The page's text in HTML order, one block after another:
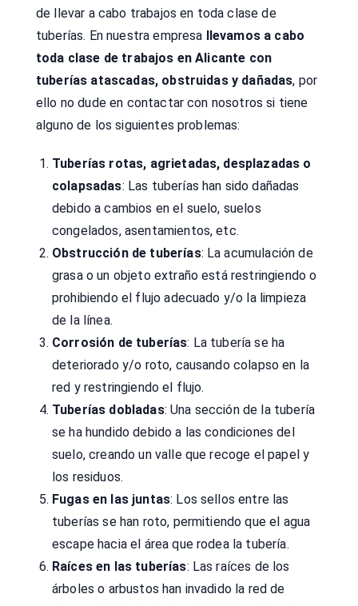
de llevar a cabo trabajos en toda clase de
tuberías. En nuestra empresa
llevamos a cabo
toda clase de trabajos en Alicante con
tuberías atascadas, obstruidas y dañadas, por
ello no dude en contactar con nosotros si tiene
alguno de los siguientes problemas:
Tuberías rotas, agrietadas, desplazadas o
colapsadas: Las tuberías han sido dañadas
debido a cambios en el suelo, suelos
congelados, asentamientos, etc.
Obstrucción de tuberías: La acumulación de
grasa o un objeto extraño está restringiendo o
prohibiendo el flujo adecuado y/o la limpieza
de la línea.
Corrosión de tuberías: La tubería se ha
deteriorado y/o roto, causando colapso en la
red y restringiendo el flujo.
Tuberías dobladas: Una sección de la tubería
se ha hundido debido a las condiciones del
suelo, creando un valle que recoge el papel y
los residuos.
Fugas en las juntas: Los sellos entre las
tuberías se han roto, permitiendo que el agua
escape hacia el área que rodea la tubería.
Raíces en las tuberías: Las raíces de los
árboles o arbustos han invadido la red de